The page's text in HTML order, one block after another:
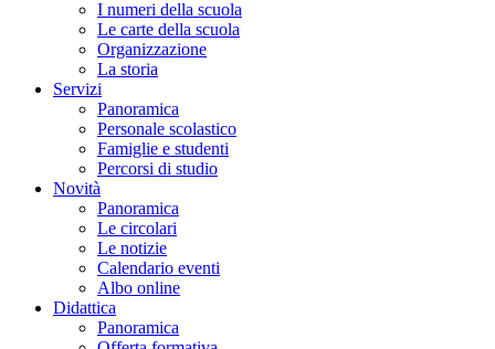
I numeri della scuola
Le carte della scuola
Organizzazione
La storia
Servizi
Panoramica
Personale scolastico
Famiglie e studenti
Percorsi di studio
Novità
Panoramica
Le circolari
Le notizie
Calendario eventi
Albo online
Didattica
Panoramica